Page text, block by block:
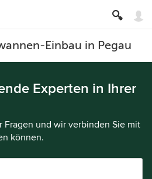
Einbau in Pegau
Experten in Ihrer
Fragen und wir verbinden Sie mit
können.